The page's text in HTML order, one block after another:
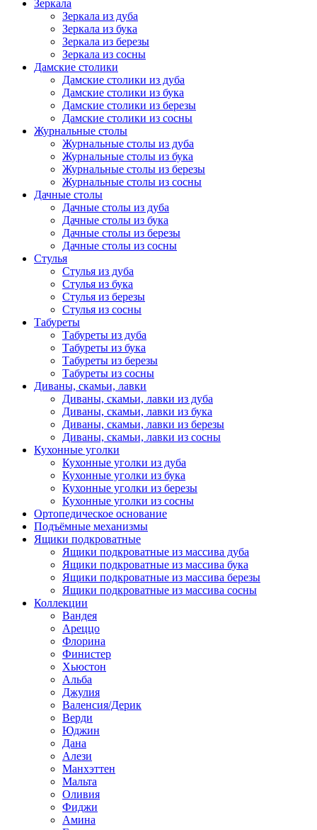
Зеркала
Зеркала из дуба
Зеркала из бука
Зеркала из березы
Зеркала из сосны
Дамские столики
Дамские столики из дуба
Дамские столики из бука
Дамские столики из березы
Дамские столики из сосны
Журнальные столы
Журнальные столы из дуба
Журнальные столы из бука
Журнальные столы из березы
Журнальные столы из сосны
Дачные столы
Дачные столы из дуба
Дачные столы из бука
Дачные столы из березы
Дачные столы из сосны
Стулья
Стулья из дуба
Стулья из бука
Стулья из березы
Стулья из сосны
Табуреты
Табуреты из дуба
Табуреты из бука
Табуреты из березы
Табуреты из сосны
Диваны, скамьи, лавки
Диваны, скамьи, лавки из дуба
Диваны, скамьи, лавки из бука
Диваны, скамьи, лавки из березы
Диваны, скамьи, лавки из сосны
Кухонные уголки
Кухонные уголки из дуба
Кухонные уголки из бука
Кухонные уголки из березы
Кухонные уголки из сосны
Ортопедическое основание
Подъёмные механизмы
Ящики подкроватные
Ящики подкроватные из массива дуба
Ящики подкроватные из массива бука
Ящики подкроватные из массива березы
Ящики подкроватные из массива сосны
Коллекции
Вандея
Ареццо
Флорина
Финистер
Хьюстон
Альба
Джулия
Валенсия/Дерик
Верди
Юджин
Дана
Алези
Манхэттен
Мальта
Оливия
Фиджи
Амина